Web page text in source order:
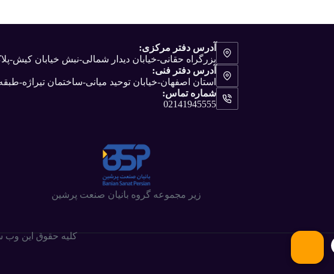
آدرس دفتر مرکزی:
بزرگراه حقانی-خیابان دیدار شمالی-نبش خیابان کیش-
آدرس دفتر فنی:
استان اصفهان-خیابان توحید میانی-ساختمان تیراژه-طبقه
شماره تماس:
02141945555
زیر مجموعه گروه بانیان صنعت پرشین
کلیه حقوق این وب